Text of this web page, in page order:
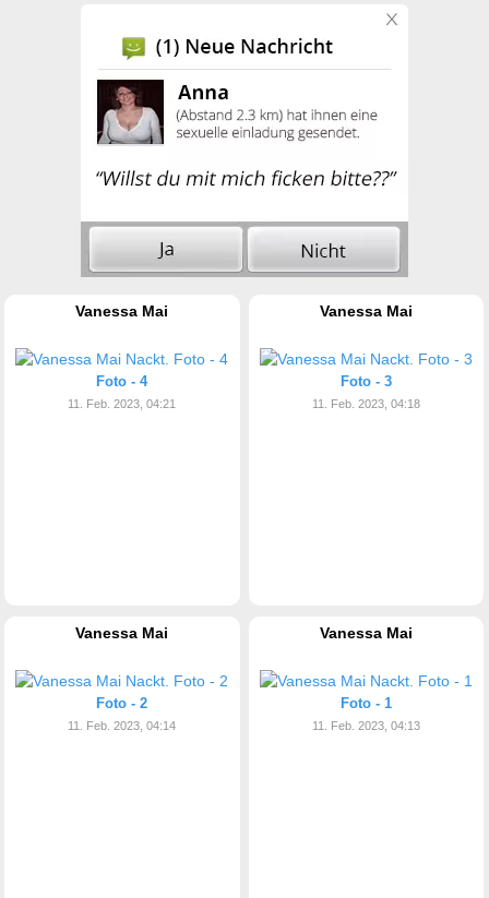
Vanessa Mai
Foto - 4
11. Feb. 2023, 04:21
Vanessa Mai
Foto - 3
11. Feb. 2023, 04:18
Vanessa Mai
Foto - 2
11. Feb. 2023, 04:14
Vanessa Mai
Foto - 1
11. Feb. 2023, 04:13